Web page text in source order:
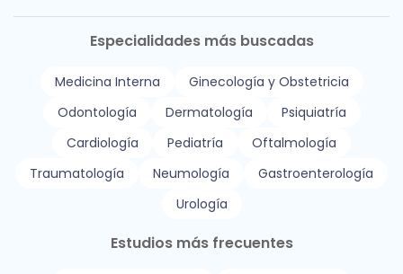
Especialidades más buscadas
Medicina Interna
Ginecología y Obstetricia
Odontología
Dermatología
Psiquiatría
Cardiología
Pediatría
Oftalmología
Traumatología
Neumología
Gastroenterología
Urología
Estudios más frecuentes